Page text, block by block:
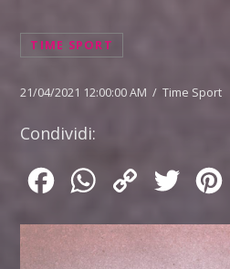
TIME SPORT
21/04/2021 12:00:00 AM / Time Sport
Condividi:
FacebookWhatsApp
Copy
Twitter